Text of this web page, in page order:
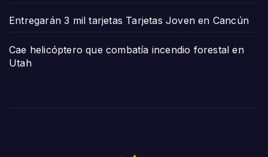
Entregarán 3 mil tarjetas Tarjetas Joven en Cancún
Cae helicóptero que combatía incendio forestal en
Utah